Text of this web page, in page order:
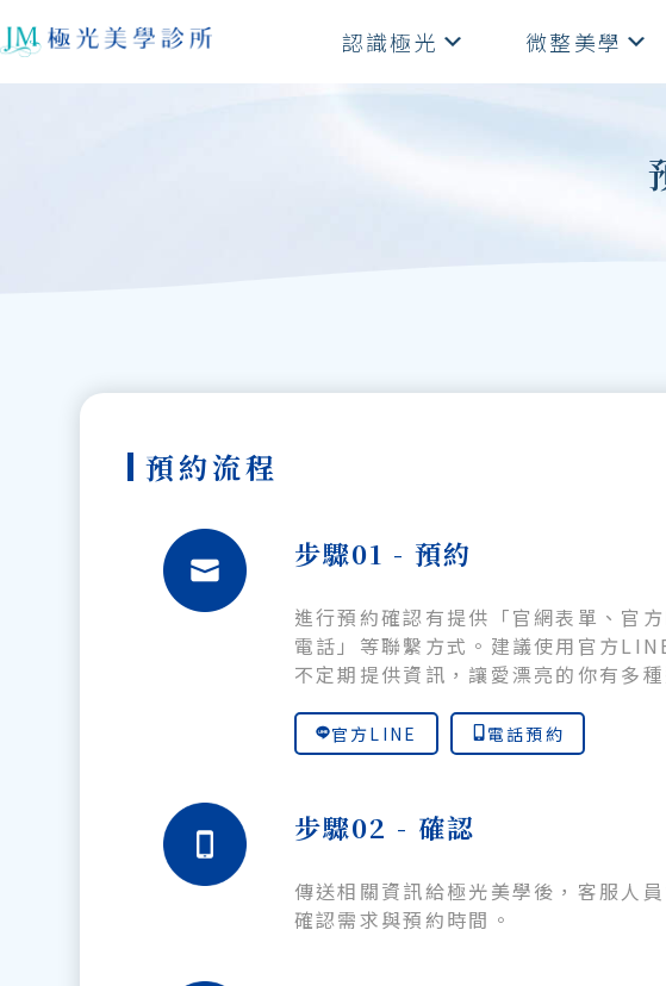
認識極光 微整美學
預約流程
步驟01 - 預約
進行預約確認有提供「官網表單、官方
電話」等聯繫方式。建議使用官方
不定期提供資訊，讓愛漂亮的你有多種
官方LINE 電話預約
步驟02 - 確認
傳送相關資訊給極光美學後，客服人
確認需求與預約時間。